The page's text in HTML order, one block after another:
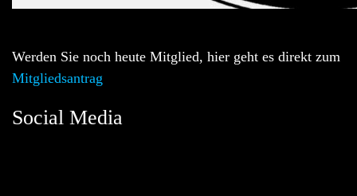
Werden Sie noch heute Mitglied, hier geht es direkt zum
Mitgliedsantrag
Social Media